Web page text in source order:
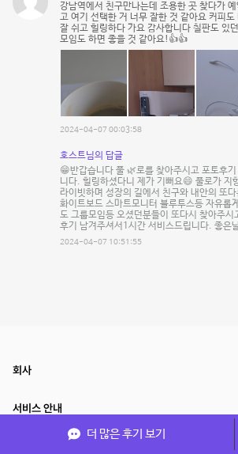
강남역에서 친구만나는데 조용한 곳 찾다가
고 여기 선택한 거 너무 잘한 것 같아요 커피도
잘 쉬고 힐링하다 가요 감사합니다 칠판도 있
모임도 하면 좋을 것 같아요!👍👍
2024-04-07 00:03:58
호스트님의 답글
😁반갑습니다 풀 🌿로를 찾아주시고 포토후
니다. 힐링하셨다니 제가 기뻐요😄 풀로가 지
라이빗하며 성장의 길에서 친구와 내안의 또
화이트보드 스마트모니터 블루투스등 자유롭
도 그룹모임등 오셨던분들이 또다시 찾아주
후기 남겨주셔서1시간 서비스드립니다. 좋은
2024-04-07 10:51:55
더 많은 후기 보기
회사
서비스 안내